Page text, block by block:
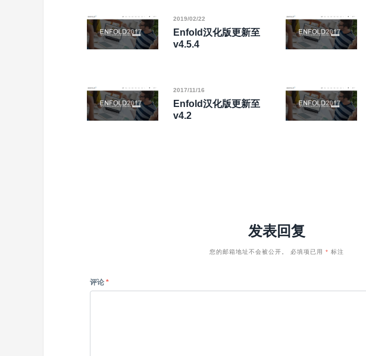
2019/02/22
Enfold汉化版更新至
v4.5.4
2017/11/16
Enfold汉化版更新至
v4.2
发表回复
您的邮箱地址不会被公开。 必填项已用 * 标注
评论 *